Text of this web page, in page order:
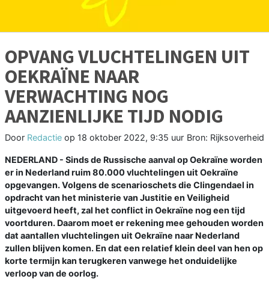
OPVANG VLUCHTELINGEN UIT
OEKRAÏNE NAAR
VERWACHTING NOG
AANZIENLIJKE TIJD NODIG
Door Redactie op 18 oktober 2022, 9:35 uur Bron: Rijksoverheid
NEDERLAND - Sinds de Russische aanval op Oekraïne worden
er in Nederland ruim 80.000 vluchtelingen uit Oekraïne
opgevangen. Volgens de scenarioschets die Clingendael in
opdracht van het ministerie van Justitie en Veiligheid
uitgevoerd heeft, zal het conflict in Oekraïne nog een tijd
voortduren. Daarom moet er rekening mee gehouden worden
dat aantallen vluchtelingen uit Oekraïne naar Nederland
zullen blijven komen. En dat een relatief klein deel van hen op
korte termijn kan terugkeren vanwege het onduidelijke
verloop van de oorlog.